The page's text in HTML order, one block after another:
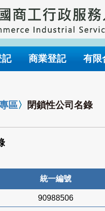
記 商業登記 有限
區〉 閉鎖性公司名錄
統一編號
90988506